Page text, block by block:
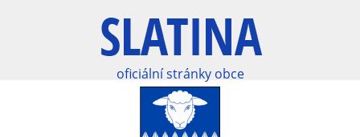
oficiální stránky obce